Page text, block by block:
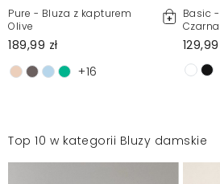
Pure - Bluza z kapturem
Olive
189,99 zł
+16
Basic
Czarna
129,99
Top 10 w kategorii Bluzy damskie